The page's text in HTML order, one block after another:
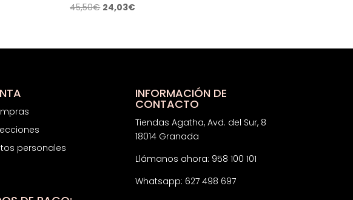
45,50€ El
era:
24,03€El
es:
personales
INFORMACIÓN DE
CONTACTO
Tiendas Agatha, Avd. del Sur, 8
18014 Granada
Llámanos ahora: 958 100 101
Whatsapp: 627 498 697